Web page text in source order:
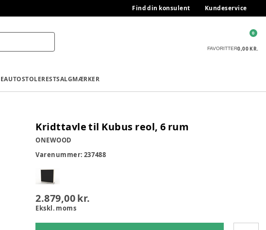
Find din konsulent Kundeservice
FAVORITTER0,00 KR.
0
AUTOSTOLERESTSALGMÆRKER
Kridttavle til Kubus reol, 6 rum
ONEWOOD
Varenummer: 237488
2.879,00 kr.
Ekskl. moms